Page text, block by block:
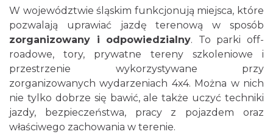
W województwie śląskim funkcjonują miejsca, które
pozwalają uprawiać jazdę terenową w sposób
zorganizowany i odpowiedzialny. To parki off-
roadowe, tory, prywatne tereny szkoleniowe i
przestrzenie wykorzystywane przy
zorganizowanych wydarzeniach 4x4. Można w nich
nie tylko dobrze się bawić, ale także uczyć techniki
jazdy, bezpieczeństwa, pracy z pojazdem oraz
właściwego zachowania w terenie.